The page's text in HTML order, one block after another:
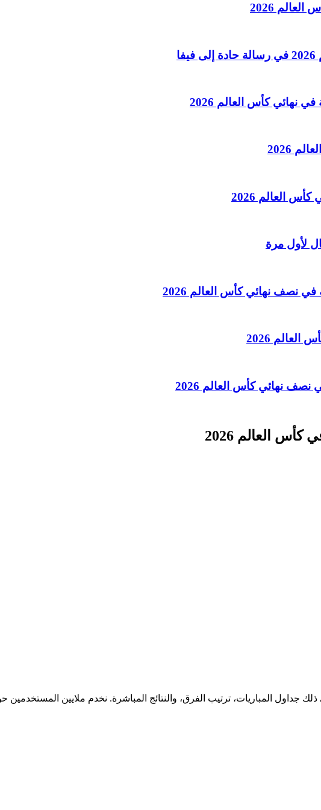
2026
نهائي كأس العالم 2026
2026
العالم 2026
نصف نهائي كأس العالم 2026
2026
نهائي كأس العالم 2026
العالم 2026
جداول المباريات، ترتيب الفرق، والنتائج المباشرة. نخدم ملايين المستخدمين